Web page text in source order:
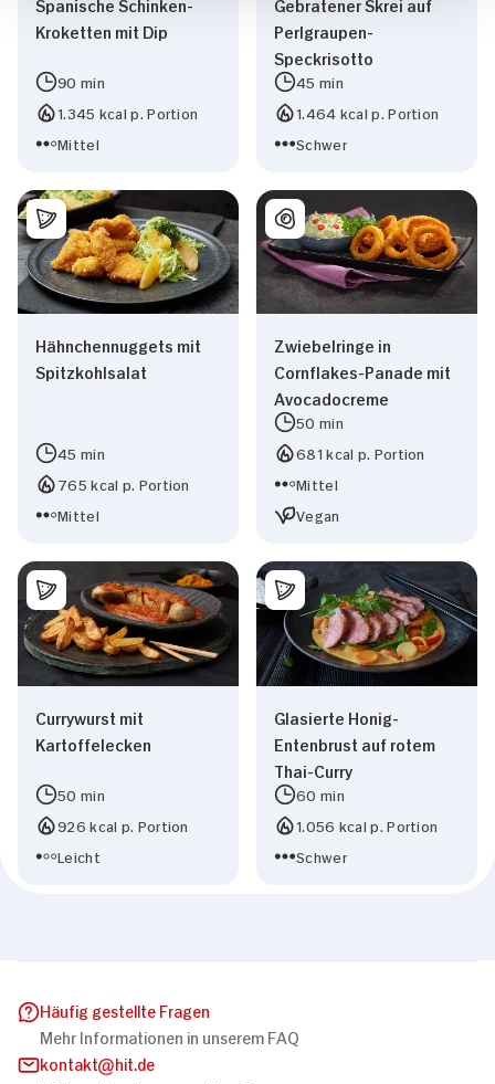
Kroketten mit Dip
90 min
1.345 kcal p. Portion
Mittel
Perlgraupen-
Speckrisotto
45 min
1.464 kcal p. Portion
Schwer
Hähnchennuggets mit
Spitzkohlsalat
45 min
765 kcal p. Portion
Mittel
Zwiebelringe in
Cornflakes-Panade mit
Avocadocreme
50 min
681 kcal p. Portion
Mittel
Vegan
Currywurst mit
Kartoffelecken
50 min
926 kcal p. Portion
Leicht
Glasierte Honig-
Entenbrust auf rotem
Thai-Curry
60 min
1.056 kcal p. Portion
Schwer
Häufig gestellte Fragen
Mehr Informationen in unserem FAQ
kontakt
hit.de